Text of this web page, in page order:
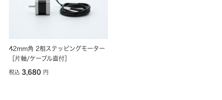
42mm角 2相ステッピングモーター
［片軸/ケーブル直付］
税込3,680 円